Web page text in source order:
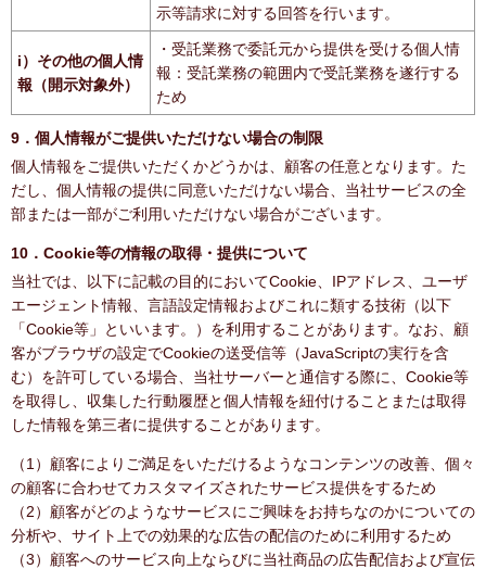
示等請求に対する回答を行います。
i）その他の個人情
報（開示対象外）
・受託業務で委託元から提供を受ける個人情
報：受託業務の範囲内で受託業務を遂行する
ため
9．個人情報がご提供いただけない場合の制限
個人情報をご提供いただくかどうかは、顧客の任意となります。た
だし、個人情報の提供に同意いただけない場合、当社サービスの全
部または一部がご利用いただけない場合がございます。
10．Cookie等の情報の取得・提供について
当社では、以下に記載の目的においてCookie、IPアドレス、ユーザ
エージェント情報、言語設定情報およびこれに類する技術（以下
「Cookie等」といいます。）を利用することがあります。なお、顧
客がブラウザの設定でCookieの送受信等（JavaScriptの実行を含
む）を許可している場合、当社サーバーと通信する際に、Cookie等
を取得し、収集した行動履歴と個人情報を紐付けることまたは取得
した情報を第三者に提供することがあります。
（1）顧客によりご満足をいただけるようなコンテンツの改善、個々
の顧客に合わせてカスタマイズされたサービス提供をするため
（2）顧客がどのようなサービスにご興味をお持ちなのかについての
分析や、サイト上での効果的な広告の配信のために利用するため
（3）顧客へのサービス向上ならびに当社商品の広告配信および宣伝